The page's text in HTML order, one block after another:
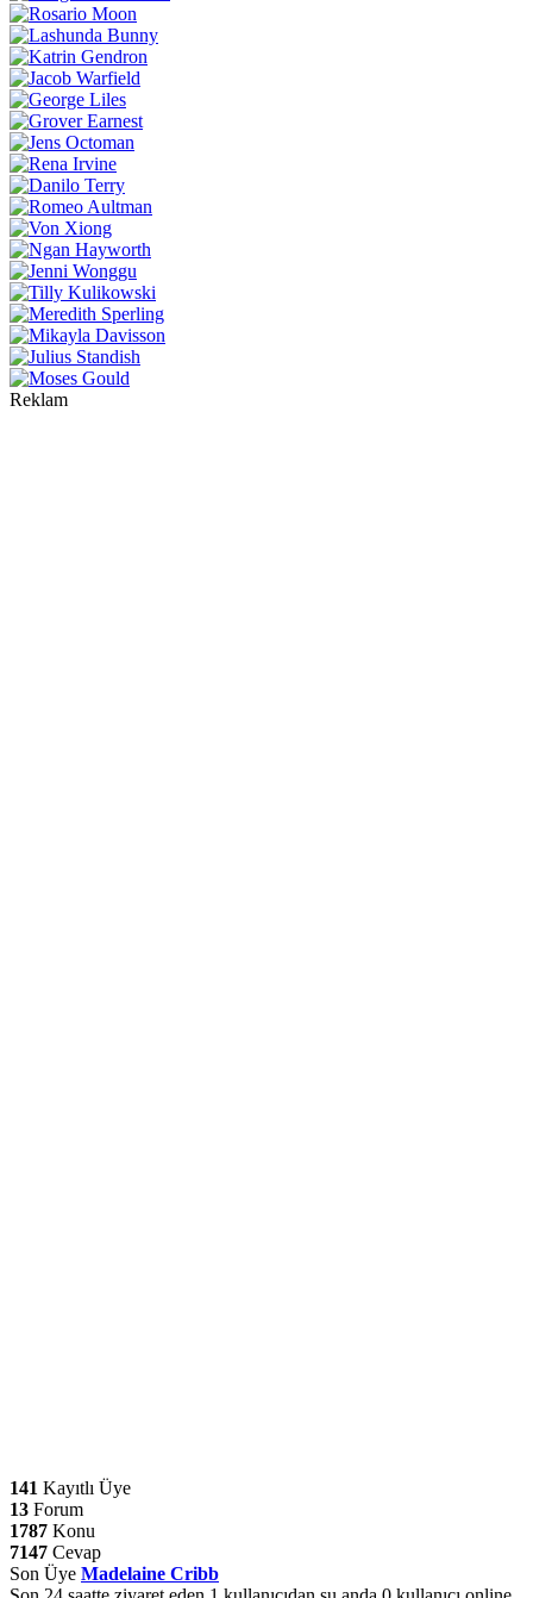
Reklam
141 Kayıtlı Üye
13 Forum
1787 Konu
7147 Cevap
Son Üye Madelaine Cribb